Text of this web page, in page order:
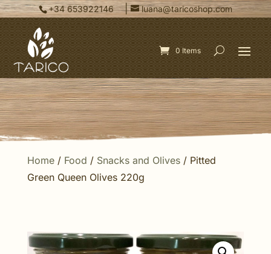
+34 653922146 | luana@taricoshop.com
0 Items
Home/ Food / Snacks and Olives/ Pitted
Green Queen Olives 220g